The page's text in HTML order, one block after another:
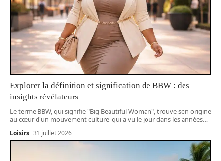
Explorer la définition et signification de BBW : des
insights révélateurs
Le terme BBW, qui signifie "Big Beautiful Woman", trouve son origine
au cœur d'un mouvement culturel qui a vu le jour dans les années…
Loisirs 31 juillet 2026